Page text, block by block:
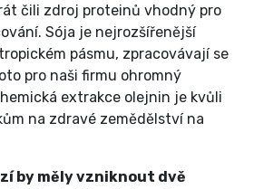
čili zdroj proteinů vhodný pro
Sója je nejrozšířenější
pásmu, zpracovávají se
pro naši firmu ohromný
extrakce olejnin je kvůli
na zdravé zemědělství na
by měly vzniknout dvě